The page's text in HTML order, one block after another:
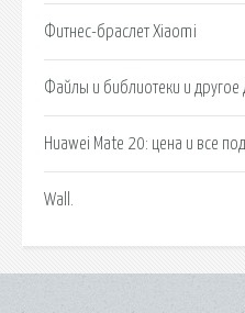
Фитнес-браслет Xiaomi
Файлы и библиотеки и другое
Huawei Mate 20: цена и все
Wall.